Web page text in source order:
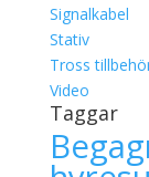
Signalkabel
Stativ
Tross
Video
Taggar